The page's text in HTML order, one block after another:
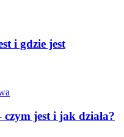
i gdzie jest
jest i jak działa?